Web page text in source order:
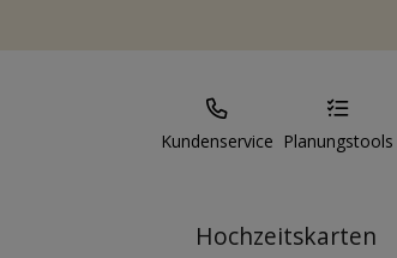
Kundenservice Planungstools
Hochzeitskarten